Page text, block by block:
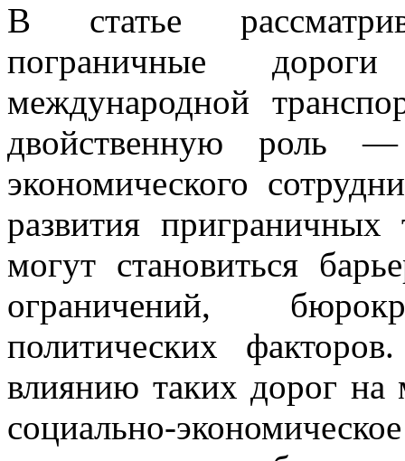
В статье
пограничные
международной
двойственную роль
экономического
развития
могут становиться
ограничений,
политических
влиянию таких дорог на
социально-